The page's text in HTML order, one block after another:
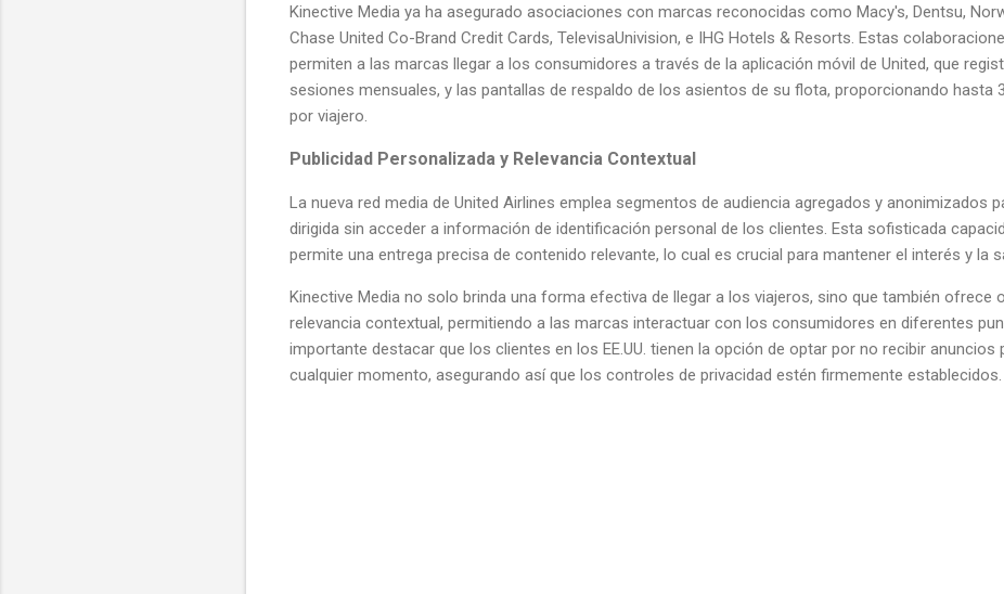
Kinective Media ya ha asegurado asociaciones con marcas reconocidas como Macy's, Dentsu,
Chase United Co-Brand Credit Cards, TelevisaUnivision, e IHG Hotels & Resorts. Estas
permiten a las marcas llegar a los consumidores a través de la aplicación móvil de United, que
sesiones mensuales, y las pantallas de respaldo de los asientos de su flota, proporcionando hasta
por viajero.
Publicidad Personalizada y Relevancia Contextual
La nueva red media de United Airlines emplea segmentos de audiencia agregados y anonimizados
dirigida sin acceder a información de identificación personal de los clientes. Esta sofisticada
permite una entrega precisa de contenido relevante, lo cual es crucial para mantener el interés y la
Kinective Media no solo brinda una forma efectiva de llegar a los viajeros, sino que también ofrece
relevancia contextual, permitiendo a las marcas interactuar con los consumidores en diferentes
importante destacar que los clientes en los EE.UU. tienen la opción de optar por no recibir anuncios
cualquier momento, asegurando así que los controles de privacidad estén firmemente establecidos.